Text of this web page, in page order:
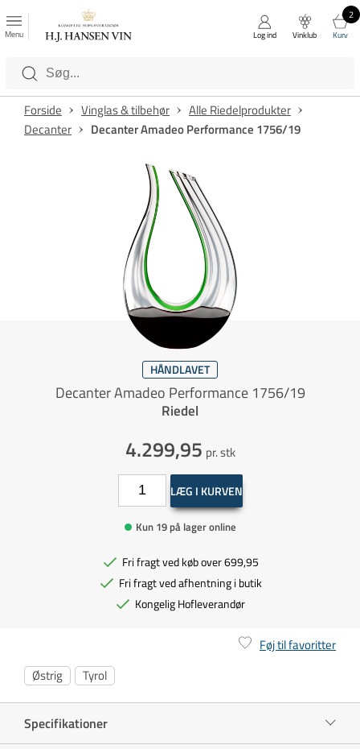
Luk
Kategorier
Menu Log ind Vinklub
2
Kurv
Forside Vinglas & tilbehør
Alle Riedelprodukter
Decanter
Decanter Amadeo Performance 1756/19
HÅNDLAVET
Decanter Amadeo Performance 1756/19
Riedel
4.299,95 pr. stk
LÆG I KURVEN
Kun 19 på lager online
Fri fragt ved køb over 699,95
Fri fragt ved afhentning i butik
Kongelig Hofleverandør
Føj til favoritter
Østrig
Tyrol
Specifikationer